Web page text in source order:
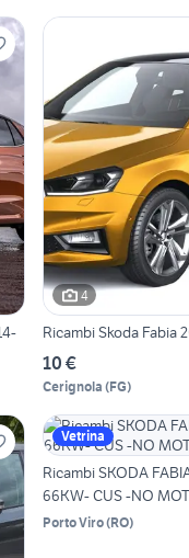
4
Ricambi Skoda Fabia
10 €
Cerignola (FG)
Vetrina
Ricambi SKODA
66KW- CUS -NO
Porto Viro(RO)